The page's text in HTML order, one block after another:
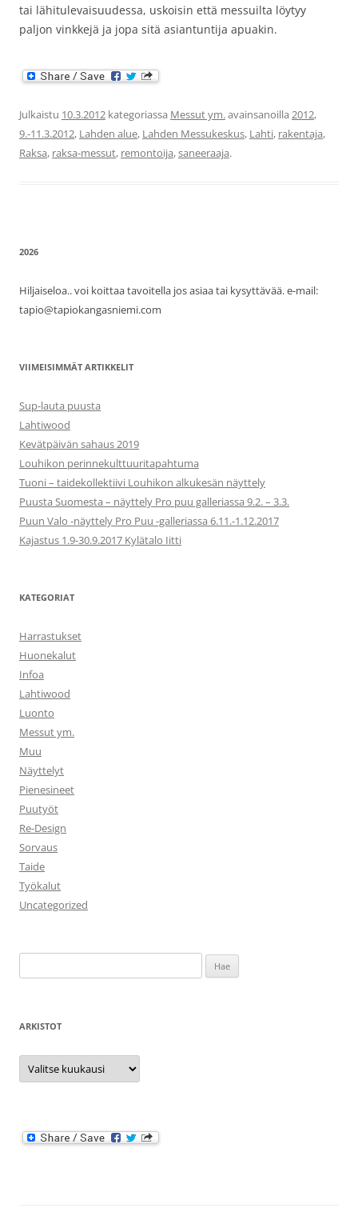
tai lähitulevaisuudessa, uskoisin että messuilta löytyy
paljon vinkkejä ja jopa sitä asiantuntija apuakin.
Julkaistu 10.3.2012 kategoriassa Messut ym.avainsanoilla 2012,
9.-11.3.2012, Lahden alue, Lahden Messukeskus, Lahti, rakentaja,
Raksa, raksa-messut, remontoija,saneeraaja.
2026
Hiljaiseloa.. voi koittaa tavoitella jos asiaa tai kysyttävää. e-mail:
tapio@tapiokangasniemi.com
VIIMEISIMMÄT ARTIKKELIT
Sup-lauta puusta
Lahtiwood
Kevätpäivän sahaus 2019
Louhikon perinnekulttuuritapahtuma
Tuoni – taidekollektiivi Louhikon alkukesän näyttely
Puusta Suomesta – näyttely Pro puu galleriassa 9.2. – 3.3.
Puun Valo -näyttely Pro Puu -galleriassa 6.11.-1.12.2017
Kajastus 1.9-30.9.2017 Kylätalo Iitti
KATEGORIAT
Harrastukset
Huonekalut
Infoa
Lahtiwood
Luonto
Messut ym.
Muu
Näyttelyt
Pienesineet
Puutyöt
Re-Design
Sorvaus
Taide
Työkalut
Uncategorized
ARKISTOT
Arkistot